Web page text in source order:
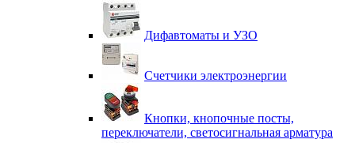
Дифавтоматы и УЗО
Счетчики электроэнергии
Кнопки, кнопочные посты,
переключатели, светосигнальная арматура